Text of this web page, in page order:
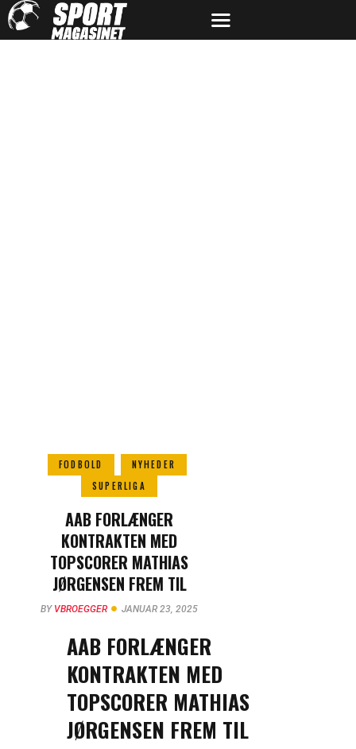
FODBOLD
NYHEDER
SUPERLIGA
AAB FORLÆNGER
KONTRAKTEN MED
TOPSCORER MATHIAS
JØRGENSEN FREM TIL
2028
BY VBROEGGER JANUAR 23, 2025
AAB FORLÆNGER
KONTRAKTEN MED
TOPSCORER MATHIAS
JØRGENSEN FREM TIL